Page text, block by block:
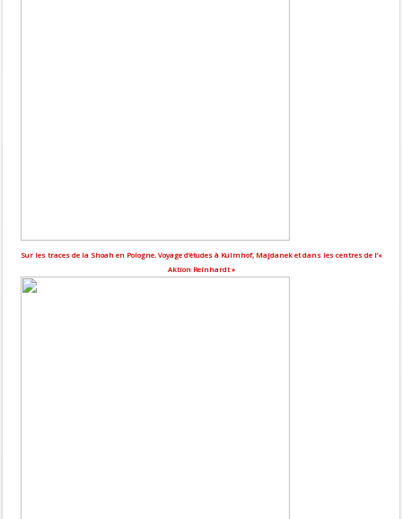
Sur les traces de la Shoah en Pologne. Voyage d’études à Kulmhof, Majdanek et dans les centres de l’«
Aktion Reinhardt »